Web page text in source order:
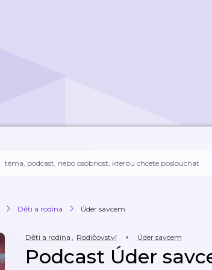
Děti a rodina Úder savcem
Děti a rodina , Rodičovství Úder savcem
Podcast Úder